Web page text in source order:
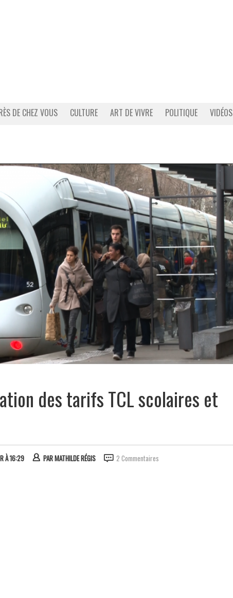
DE CHEZ VOUS CULTURE ART DE VIVRE POLITIQUE VIDÉOS
des tarifs TCL scolaires et
À 16:29 PARMATHILDE RÉGIS 2 Commentaires